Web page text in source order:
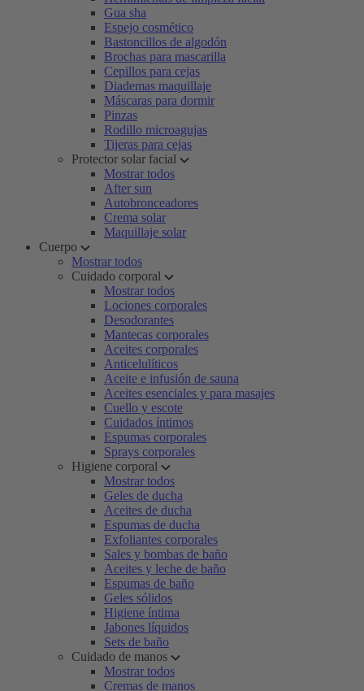
Gua sha
Espejo cosmético
Bastoncillos de algodón
Brochas para mascarilla
Cepillos para cejas
Diademas maquillaje
Máscaras para dormir
Pinzas
Rodillo microagujas
Tijeras para cejas
Protector solar facial
Mostrar todos
After sun
Autobronceadores
Crema solar
Maquillaje solar
Cuerpo
Mostrar todos
Cuidado corporal
Mostrar todos
Lociones corporales
Desodorantes
Mantecas corporales
Aceites corporales
Anticelulíticos
Aceite e infusión de sauna
Aceites esenciales y para masajes
Cuello y escote
Cuidados íntimos
Espumas corporales
Sprays corporales
Higiene corporal
Mostrar todos
Geles de ducha
Aceites de ducha
Espumas de ducha
Exfoliantes corporales
Sales y bombas de baño
Aceites y leche de baño
Espumas de baño
Geles sólidos
Higiene íntima
Jabones líquidos
Sets de baño
Cuidado de manos
Mostrar todos
Cremas de manos